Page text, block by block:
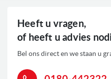
ervoor dat uw boodschappen
antibacteriële bescherming en
hygiënische en goed verlichte
Heeft u vragen,
of heeft u advies
Bel ons direct en we staan u